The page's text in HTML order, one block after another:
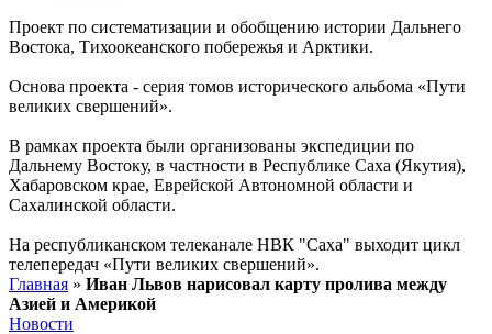
Проект по систематизации и обобщению истории Дальнего
Востока, Тихоокеанского побережья и Арктики.
Основа проекта - серия томов исторического альбома «Пути
великих свершений».
В рамках проекта были организованы экспедиции по
Дальнему Востоку, в частности в Республике Саха (Якутия),
Хабаровском крае, Еврейской Автономной области и
Сахалинской области.
На республиканском телеканале НВК "Саха" выходит цикл
телепередач «Пути великих свершений».
Главная » Иван Львов нарисовал карту пролива между
Азией и Америкой
Новости